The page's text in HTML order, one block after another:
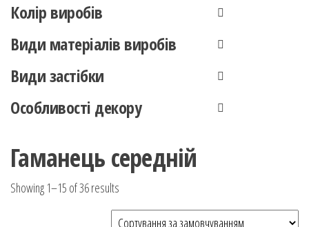
Колір виробів
Види матеріалів виробів
Види застібки
Особливості декору
Гаманець середній
Showing 1–15 of 36 results